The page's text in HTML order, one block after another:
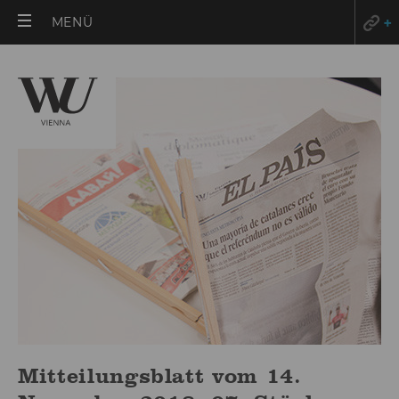
MENÜ
Mitteilungsblatt vom 14.